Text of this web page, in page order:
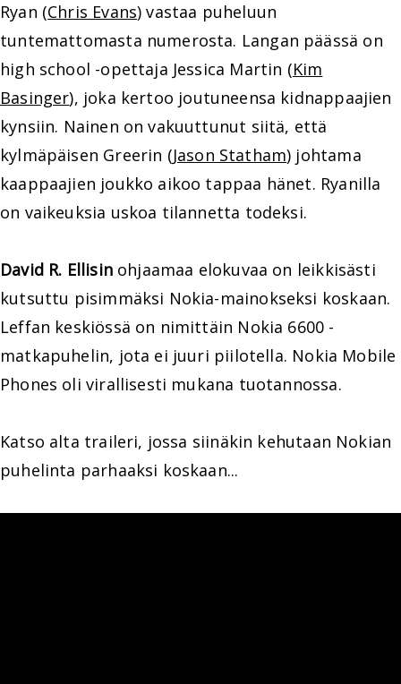
Ryan (Chris Evans) vastaa puheluun
tuntemattomasta numerosta. Langan päässä on
high school -opettaja Jessica Martin (Kim
Basinger), joka kertoo joutuneensa kidnappaajien
kynsiin. Nainen on vakuuttunut siitä, että
kylmäpäisen Greerin (Jason Statham) johtama
kaappaajien joukko aikoo tappaa hänet. Ryanilla
on vaikeuksia uskoa tilannetta todeksi.
David R. Ellisinohjaamaa elokuvaa on leikkisästi
kutsuttu pisimmäksi Nokia-mainokseksi koskaan.
Leffan keskiössä on nimittäin Nokia 6600 -
matkapuhelin, jota ei juuri piilotella. Nokia Mobile
Phones oli virallisesti mukana tuotannossa.
Katso alta traileri, jossa siinäkin kehutaan Nokian
puhelinta parhaaksi koskaan...